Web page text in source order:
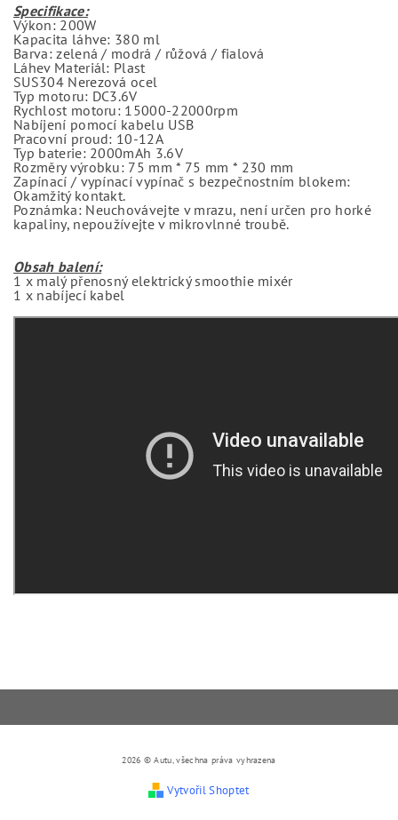
Specifikace:
Výkon: 200W
Kapacita láhve: 380 ml
Barva: zelená / modrá / růžová / fialová
Láhev Materiál: Plast
SUS304 Nerezová ocel
Typ motoru: DC3.6V
Rychlost motoru: 15000-22000rpm
Nabíjení pomocí kabelu USB
Pracovní proud: 10-12A
Typ baterie: 2000mAh 3.6V
Rozměry výrobku: 75 mm * 75 mm * 230 mm
Zapínací / vypínací vypínač s bezpečnostním blokem:
Okamžitý kontakt.
Poznámka: Neuchovávejte v mrazu, není určen pro horké
kapaliny, nepoužívejte v mikrovlnné troubě.
Obsah balení:
1 x malý přenosný elektrický smoothie mixér
1 x nabíjecí kabel
2026 © Autu, všechna práva vyhrazena
Vytvořil Shoptet